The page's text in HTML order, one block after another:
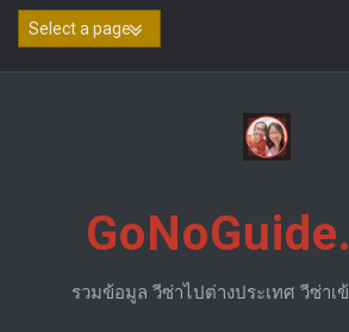
Skip
รวมข้อมูล วีซ่าไปต่างประเทศ วีซ่าเ